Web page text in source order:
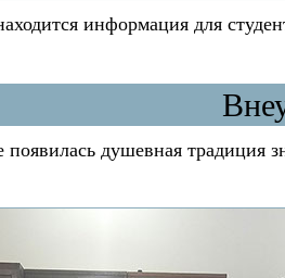
информация для
появилась душевная традиция